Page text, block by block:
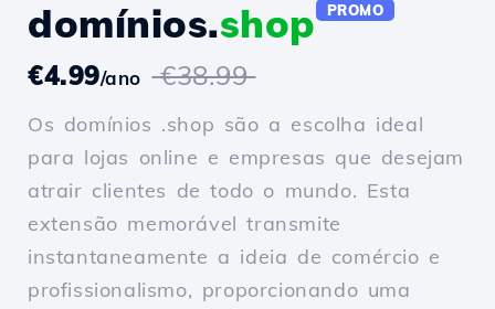
domínios.shop PROMO
€4.99/ano €38.99
Os domínios .shop são a escolha ideal
para lojas online e empresas que desejam
atrair clientes de todo o mundo. Esta
extensão memorável transmite
instantaneamente a ideia de comércio e
profissionalismo, proporcionando uma